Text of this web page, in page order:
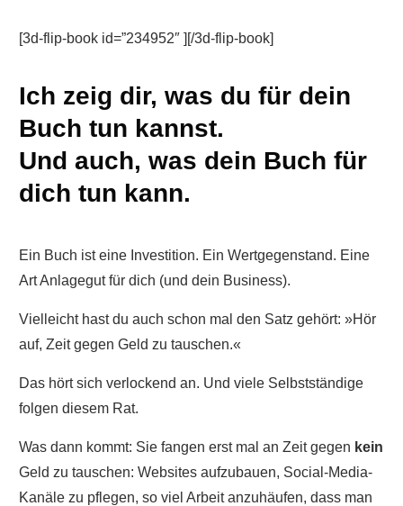
[3d-flip-book id=”234952″ ][/3d-flip-book]
Ich zeig dir, was du für dein
Buch tun kannst.
Und auch, was dein Buch für
dich tun kann.
Ein Buch ist eine Investition. Ein Wertgegenstand. Eine
Art Anlagegut für dich (und dein Business).
Vielleicht hast du auch schon mal den Satz gehört: »Hör
auf, Zeit gegen Geld zu tauschen.«
Das hört sich verlockend an. Und viele Selbstständige
folgen diesem Rat.
Was dann kommt: Sie fangen erst mal an Zeit gegen kein
Geld zu tauschen: Websites aufzubauen, Social-Media-
Kanäle zu pflegen, so viel Arbeit anzuhäufen, dass man